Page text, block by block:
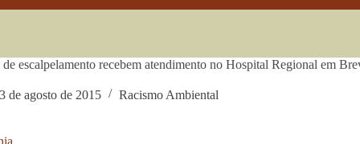
escalpelamento recebem atendimento no Hospital Regional em
de agosto de 2015 Racismo Ambiental